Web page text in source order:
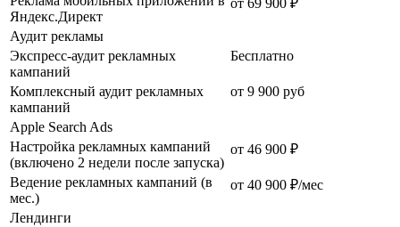
Яндекс.Директ
от 69 900 ₽
Аудит рекламы
Экспресс-аудит рекламных
кампаний
Бесплатно
Комплексный аудит рекламных
кампаний
от 9 900 руб
Apple Search Ads
Настройка рекламных кампаний
(включено 2 недели после запуска)
от 46 900 ₽
Ведение рекламных кампаний (в
мес.)
от 40 900 ₽/мес
Лендинги